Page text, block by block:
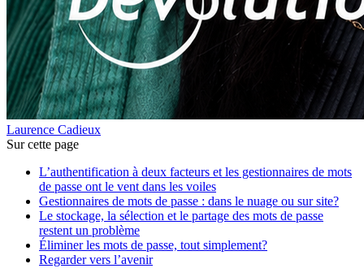
Laurence Cadieux
Sur cette page
L’authentification à deux facteurs et les gestionnaires de mots
de passe ont le vent dans les voiles
Gestionnaires de mots de passe : dans le nuage ou sur site?
Le stockage, la sélection et le partage des mots de passe
restent un problème
Éliminer les mots de passe, tout simplement?
Regarder vers l’avenir